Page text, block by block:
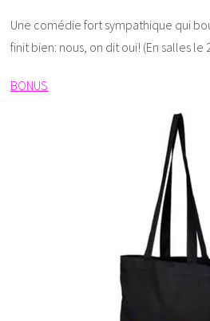
Une comédie fort sympathique qui
finit bien: nous, on dit oui! (En salles le
BONUS